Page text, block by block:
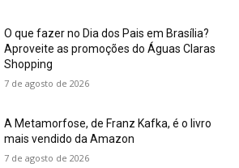
O que fazer no Dia dos Pais em Brasília?
Aproveite as promoções do Águas Claras
Shopping
7 de agosto de 2026
A Metamorfose, de Franz Kafka, é o livro
mais vendido da Amazon
7 de agosto de 2026